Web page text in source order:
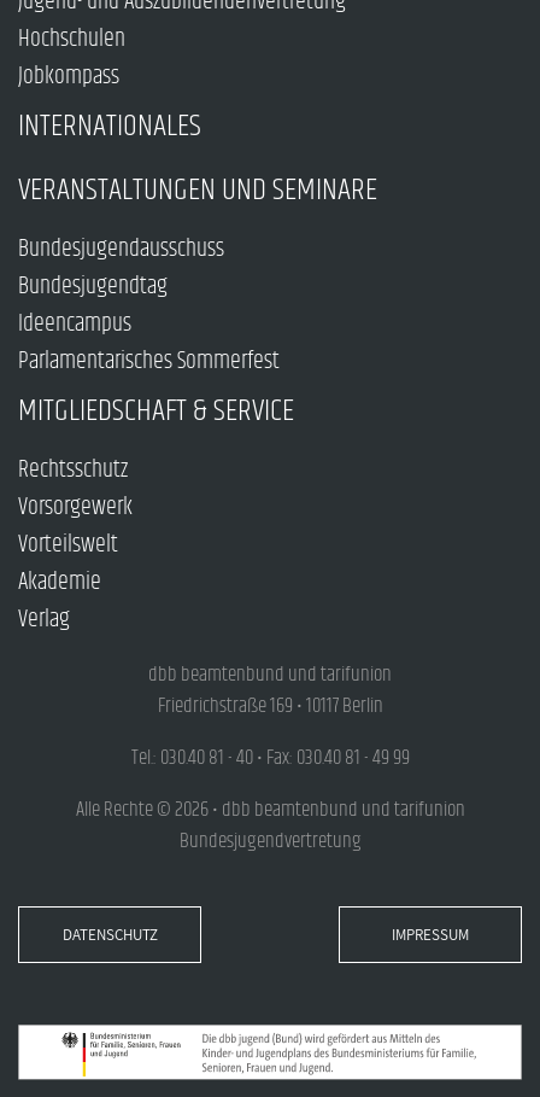
Hochschulen
Jobkompass
INTERNATIONALES
VERANSTALTUNGEN UND SEMINARE
Bundesjugendausschuss
Bundesjugendtag
Ideencampus
Parlamentarisches Sommerfest
MITGLIEDSCHAFT & SERVICE
Rechtsschutz
Vorsorgewerk
Vorteilswelt
Akademie
Verlag
dbb beamtenbund und tarifunion
Friedrichstraße 169 • 10117 Berlin
Tel.: 030.40 81 - 40 • Fax: 030.40 81 - 49 99
Alle Rechte © 2026 • dbb beamtenbund und tarifunion
Bundesjugendvertretung
DATENSCHUTZ IMPRESSUM